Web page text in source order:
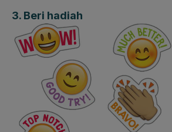
3. Beri hadiah